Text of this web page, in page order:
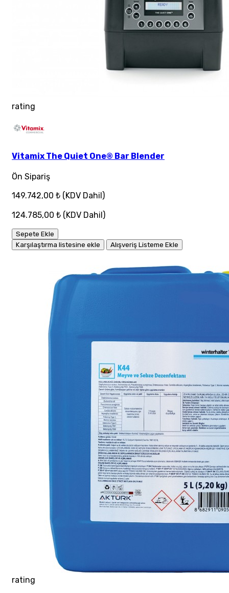
rating
Vitamix The Quiet One® Bar Blender
Ön Sipariş
149.742,00 ₺ (KDV Dahil)
124.785,00 ₺ (KDV Dahil)
Sepete Ekle
Karşılaştırma listesine ekle
Alışveriş Listeme Ekle
rating